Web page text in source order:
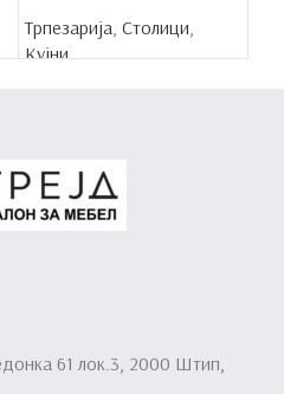
Трпезарија Столици
Кујни
61 лок.3, 2000 Штип,